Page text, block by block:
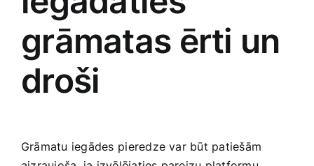
grāmatas ērti un
droši
Grāmatu iegādes⁢ pieredze var būt patiešām